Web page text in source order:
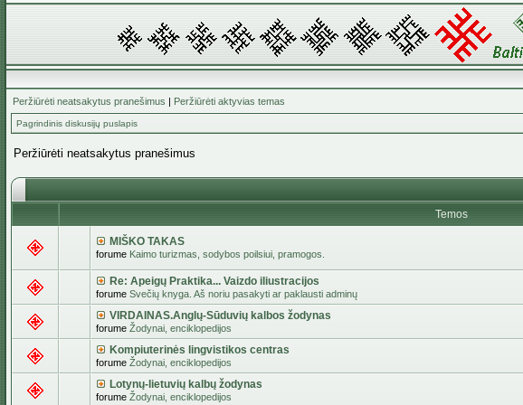
Peržiūrėti neatsakytus pranešimus | Peržiūrėti aktyvias temas
Pagrindinis diskusijų puslapis
Peržiūrėti neatsakytus pranešimus
Temos
MIŠKO TAKAS
forume Kaimo turizmas, sodybos poilsiui, pramogos.
Re: Apeigų Praktika... Vaizdo iliustracijos
forume Svečių knyga. Aš noriu pasakyti ar paklausti adminų
VIRDAINAS.Anglų-Sūduvių kalbos žodynas
forume Žodynai, enciklopedijos
Kompiuterinės lingvistikos centras
forume Žodynai, enciklopedijos
Lotynų-lietuvių kalbų žodynas
forume Žodynai, enciklopedijos